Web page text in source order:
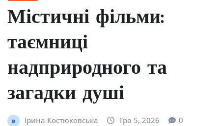
Містичні фільми:
таємниці
надприродного та
загадки душі
Ірина Костюковська Тра 5, 2026 0